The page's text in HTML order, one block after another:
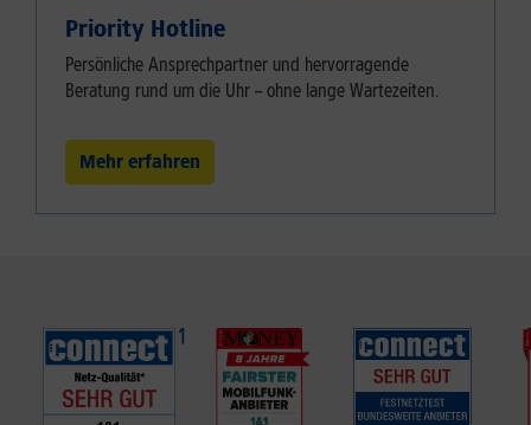
Priority Hotline
Persönliche Ansprechpartner und hervorragende
Beratung rund um die Uhr – ohne lange Wartezeiten.
Mehr erfahren